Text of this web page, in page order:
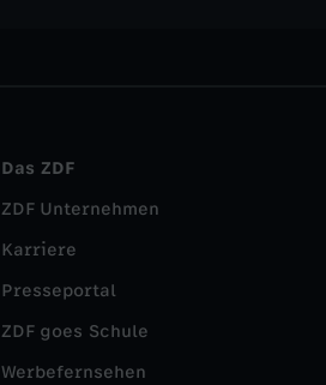
Das ZDF
ZDF Unternehmen
Karriere
Presseportal
ZDF goes Schule
Werbefernsehen